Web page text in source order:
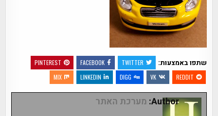
שתפו באמצעות: TWITTER
FACEBOOK
PINTEREST
REDDIT
VK
DIGG
LINKEDIN
MIX
Author: מערכת האתר